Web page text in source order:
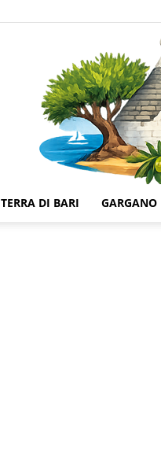
TERRA DI BARI GARGANO